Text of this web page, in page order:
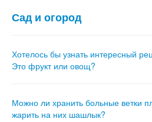
Сад и огород
Хотелось бы узнать интересный
Это фрукт или овощ?
Можно ли хранить больные ветки
жарить на них шашлык?